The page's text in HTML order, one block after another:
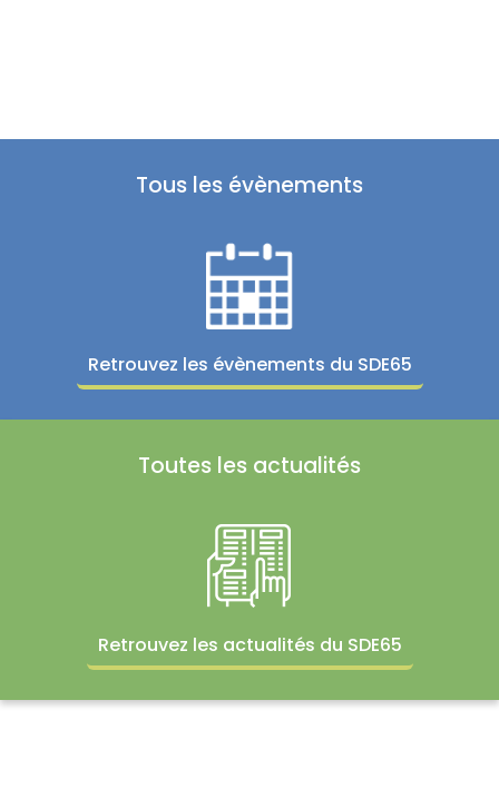
Tous les évènements
Retrouvez les évènements du SDE65
Toutes les actualités
Retrouvez les actualités du SDE65